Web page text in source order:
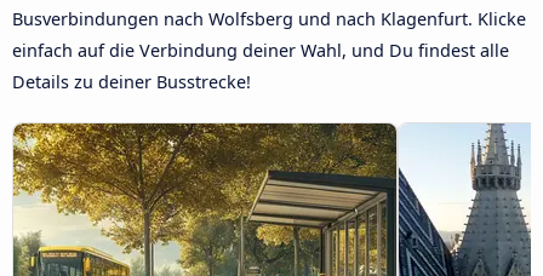
Busverbindungen nach Wolfsberg und nach Klagenfurt. Klicke
einfach auf die Verbindung deiner Wahl, und Du findest alle
Details zu deiner Busstrecke!